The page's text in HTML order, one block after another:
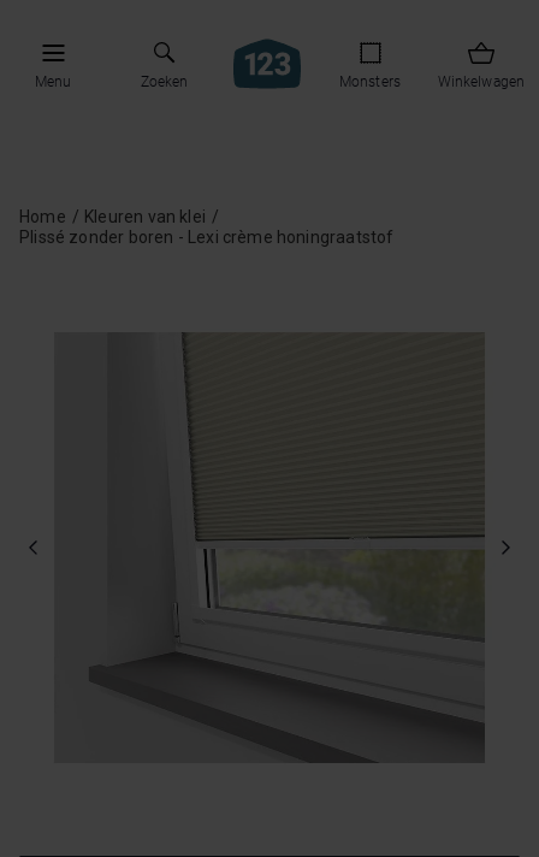
Menu Zoeken Monsters Winkelwagen
Home
Kleuren van klei
Plissé zonder boren - Lexi crème honingraatstof